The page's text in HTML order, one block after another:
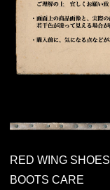
RED WING SHOES
BOOTS CARE